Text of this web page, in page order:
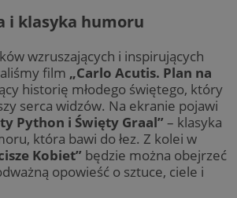
i klasyka humoru
wzruszających i inspirujących
film „Carlo Acutis. Plan na
historię młodego świętego, który
serca widzów. Na ekranie pojawi
Python i Święty Graal” – klasyka
która bawi do łez. Z kolei w
Kobiet” będzie można obejrzeć
opowieść o sztuce, ciele i